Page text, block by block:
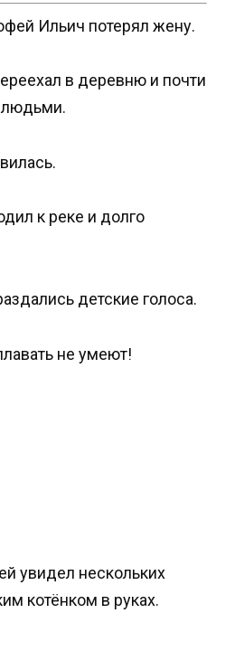
Ильич потерял жену.
в деревню и почти
людьми.
к реке и долго
детские голоса.
не умеют!
увидел нескольких
котёнком в руках.